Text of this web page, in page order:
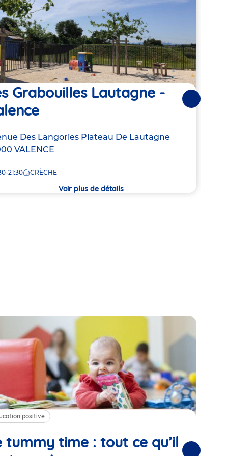
Grabouilles Lautagne -
Des Langories Plateau De Lautagne
VALENCE
21:30 CRÈCHE
Voir plus de détails
Suivantes
positive
tummy time : tout ce qu’il
Suivantes